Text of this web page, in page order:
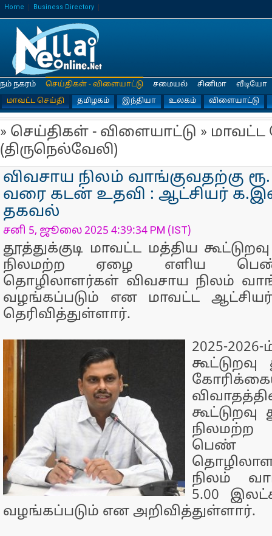
Home Business Directory
நம் நகரம்
செய்திகள் - விளையாட்டு
மாவட்ட செய்தி
தமிழகம் இந்தியா உலகம் விளையாட்டு
சமையல் சினிமா வீடியோ
» செய்திகள் - விளையாட்டு » மாவட்ட
(திருநெல்வேலி)
விவசாய நிலம் வாங்குவதற்கு
வரை கடன் உதவி : ஆட்சியர்
தகவல்
சனி 5, ஜூலை 2025 4:39:34 PM (IST)
தூத்துக்குடி மாவட்ட மத்திய
நிலமற்ற ஏழை எளிய
தொழிலாளர்கள் விவசாய நிலம்
வழங்கப்படும் என மாவட்ட
தெரிவித்துள்ளார்.
2025-
பெண்
நிலம்
5.00
வழங்கப்படும் என அறிவித்துள்ளார்.